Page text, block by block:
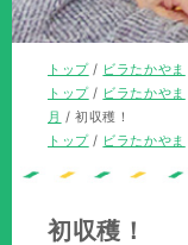
現
在
の
位
トップ/ ビラたかやま
現
在
の
トップ/ ビラたかやま
月 /初収穫！
現
置：
トップ/ ビラたかやま
初収穫！